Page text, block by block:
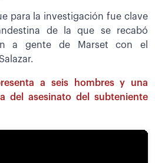
para la investigación fue clave
de la que se recabó
a gente de Marset con el
a seis hombres y una
del asesinato del subteniente